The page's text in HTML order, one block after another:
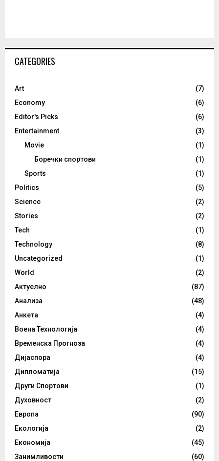
CATEGORIES
Art
(7)
Economy
(6)
Editor's Picks
(6)
Entertainment
(3)
Movie
(1)
Боречки спортови
(1)
Sports
(1)
Politics
(5)
Science
(2)
Stories
(2)
Tech
(1)
Technology
(8)
Uncategorized
(1)
World
(2)
Актуелно
(87)
Анализа
(48)
Анкета
(4)
Воена Технологија
(4)
Временска Прогноза
(4)
Дијаспора
(4)
Дипломатија
(15)
Други Спортови
(1)
Духовност
(2)
Европа
(90)
Екологија
(2)
Економија
(45)
Занимливости
(60)